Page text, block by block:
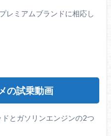
レミアムブランドに相応し
の試乗動画
とガソリンエンジンの2つ